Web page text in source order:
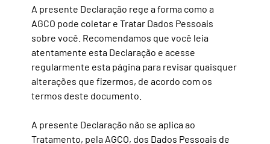
A presente Declaração rege a forma como a
AGCO pode coletar e Tratar Dados Pessoais
sobre você. Recomendamos que você leia
atentamente esta Declaração e acesse
regularmente esta página para revisar quaisquer
alterações que fizermos, de acordo com os
termos deste documento.
A presente Declaração não se aplica ao
Tratamento, pela AGCO, dos Dados Pessoais de